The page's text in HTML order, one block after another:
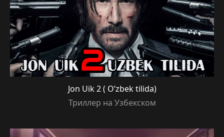
Jon Uik 2 ( O’zbek tilida)
Триллер на Узбекском